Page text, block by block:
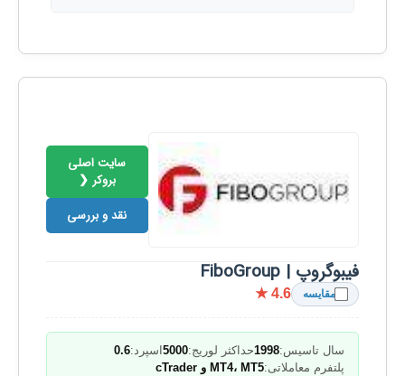
فیبوگروپ | FiboGroup
مقایسه ★ 4.6
سال تاسیس:1998حداکثر لوریج:5000اسپرد:0.6
پلتفرم معاملاتی:MT4، MT5 و cTrader
سایت اصلی
بروکر ❮
نقد و بررسی